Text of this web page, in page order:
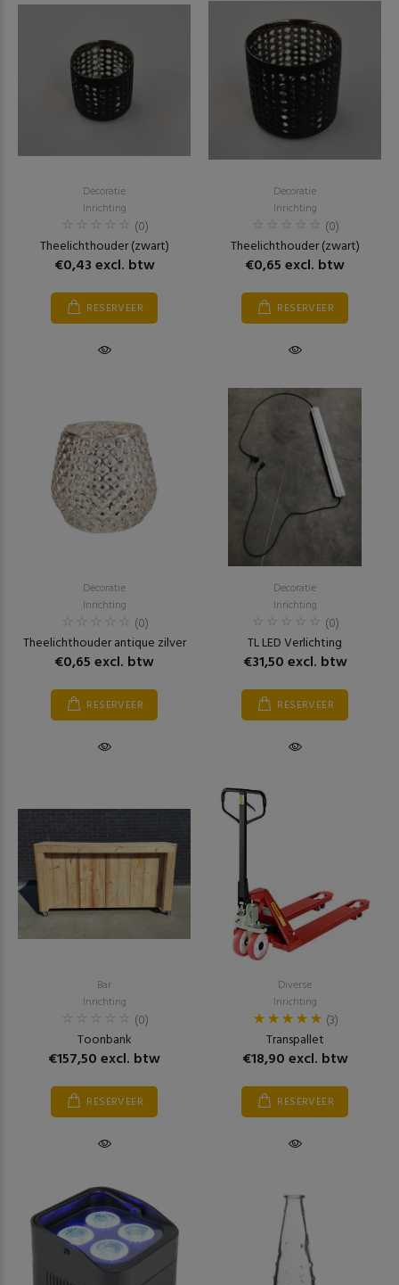
Decoratie
Inrichting
(0)
Theelichthouder (zwart)
€0,43 excl. btw
RESERVEER
Decoratie
Inrichting
(0)
Theelichthouder (zwart)
€0,65 excl. btw
RESERVEER
Decoratie
Inrichting
(0)
Theelichthouder antique zilver
€0,65 excl. btw
RESERVEER
Decoratie
Inrichting
(0)
TL LED Verlichting
€31,50 excl. btw
RESERVEER
Bar
Inrichting
(0)
Toonbank
€157,50 excl. btw
RESERVEER
Diverse
Inrichting
(3)
Transpallet
€18,90 excl. btw
RESERVEER